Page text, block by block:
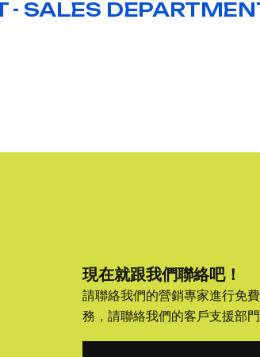
- SALES
現在就跟我們聯絡吧！
請聯絡我們的營銷專家進行免
務，請聯絡我們的客戶支援部